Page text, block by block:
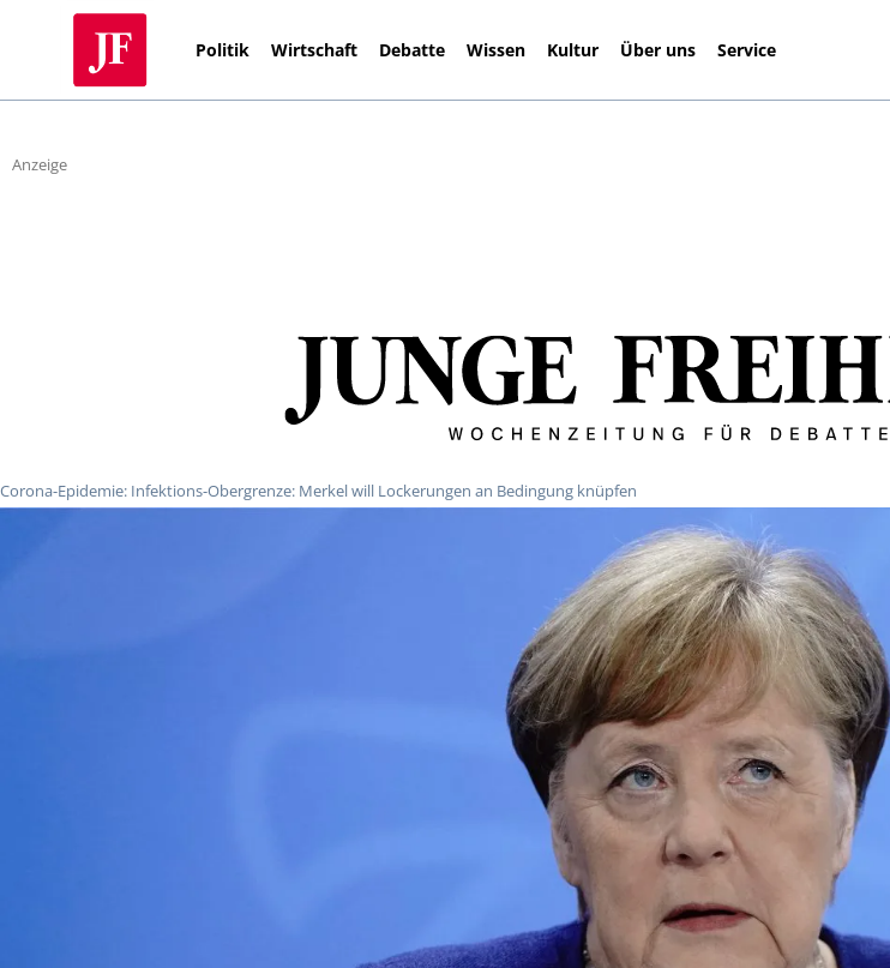
Politik Wirtschaft Debatte Wissen Kultur Über uns Service
Anzeige
Corona-Epidemie: Infektions-Obergrenze: Merkel will Lockerungen an Bedingung knüpfen